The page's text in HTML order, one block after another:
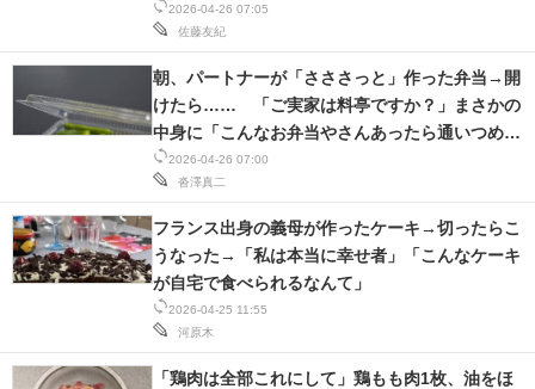
2026-04-26 07:05
佐藤友紀
2026-04-26 07:00
沓澤真二
朝、パートナーが「さささっと」作った弁当→開
けたら…… 「ご実家は料亭ですか？」まさかの
中身に「こんなお弁当やさんあったら通いつめ
る」
2026-04-25 11:55
河原木
フランス出身の義母が作ったケーキ→切ったらこ
うなった→「私は本当に幸せ者」「こんなケーキ
が自宅で食べられるなんて」
「鶏肉は全部これにして」鶏もも肉1枚、油をほ